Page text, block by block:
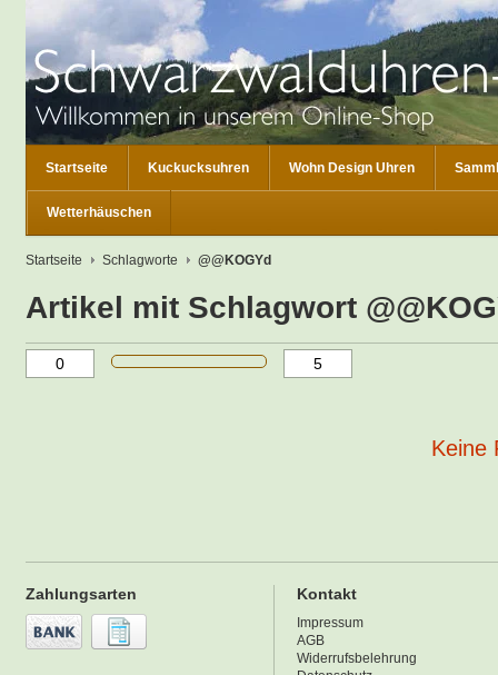
Startseite Kuckucksuhren Wohn Design Uhren
Wetterhäuschen
Startseite Schlagworte @@KOGYd
Artikel mit Schlagwort
Keine
Zahlungsarten Kontakt
Impressum
AGB
Widerrufsbelehrung